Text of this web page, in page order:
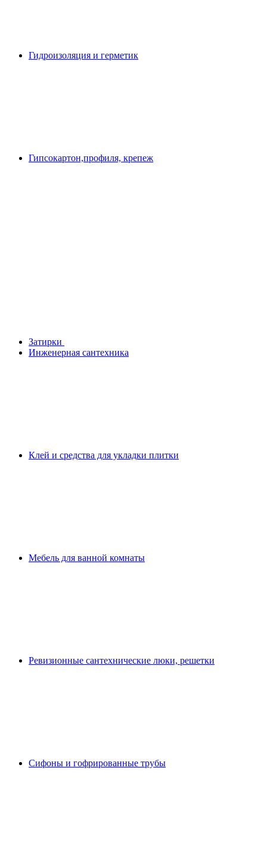
Гидроизоляция и герметик
Гипсокартон,профиля, крепеж
Затирки
Инженерная сантехника
Клей и средства для укладки плитки
Мебель для ванной комнаты
Ревизионные сантехнические люки, решетки
Сифоны и гофрированные трубы